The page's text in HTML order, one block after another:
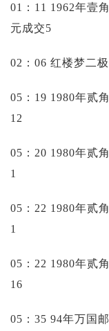
01：11 1962年壹
元成交5
02：06 红楼梦二
05：19 1980年贰
12
05：20 1980年贰
1
05：22 1980年贰
1
05：22 1980年贰
16
05：35 94年万国